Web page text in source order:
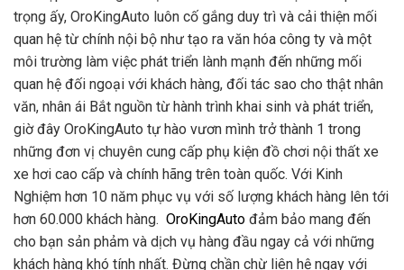
trọng ấy, OroKingAuto luôn cố gắng duy trì và cải thiện mối
quan hệ từ chính nội bộ như tạo ra văn hóa công ty và một
môi trường làm việc phát triển lành mạnh đến những mối
quan hệ đối ngoại với khách hàng, đối tác sao cho thật nhân
văn, nhân ái Bắt nguồn từ hành trình khai sinh và phát triển,
giờ đây OroKingAuto tự hào vươn mình trở thành 1 trong
những đơn vị chuyên cung cấp phụ kiện đồ chơi nội thất xe
xe hơi cao cấp và chính hãng trên toàn quốc. Với Kinh
Nghiệm hơn 10 năm phục vụ với số lượng khách hàng lên tới
hơn 60.000 khách hàng. OroKingAuto đảm bảo mang đến
cho bạn sản phảm và dịch vụ hàng đầu ngay cả với những
khách hàng khó tính nhất. Đừng chần chừ liên hệ ngay với